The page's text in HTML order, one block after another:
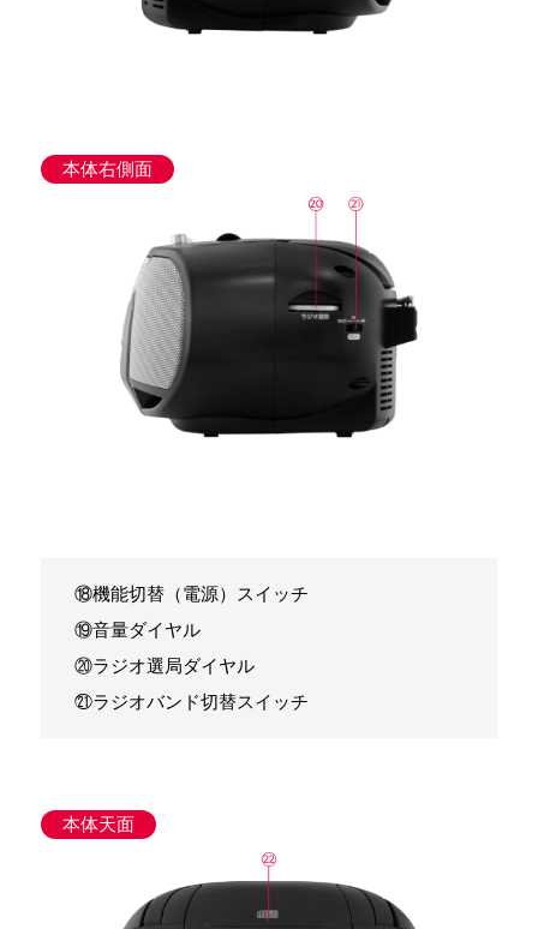
本体右側面
⑱機能切替（電源）スイッチ
⑲音量ダイヤル
⑳ラジオ選局ダイヤル
㉑ラジオバンド切替スイッチ
本体天面